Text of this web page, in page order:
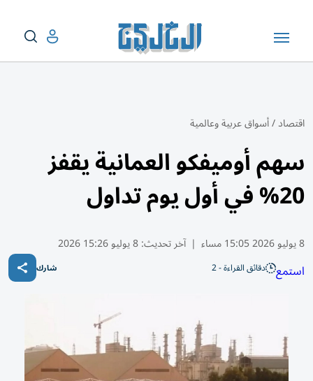
اقتصاد/أسواق عربية وعالمية
سهم أوميفكو العمانية يقفز
20% في أول يوم تداول
8 يوليو 2026 15:05 مساء | آخر تحديث:8 يوليو 15:26 2026
استمع دقائق القراءة - 2 شارك